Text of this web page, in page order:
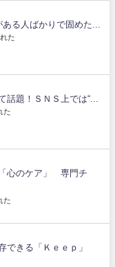
る人ばかりで固めた...
た
話題！ＳＮＳ上では“...
た
心のケア」 専門チ
た
できる「Ｋｅｅｐ」